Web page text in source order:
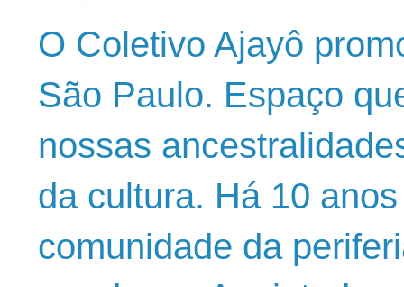
O Coletivo Ajayô
São Paulo. Espaço
nossas
da cultura. Há 10
comunidade da